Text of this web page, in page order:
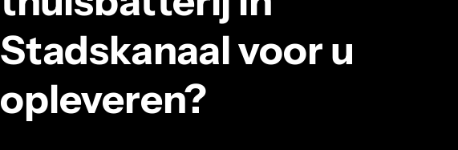
Stadskanaal voor u
opleveren?